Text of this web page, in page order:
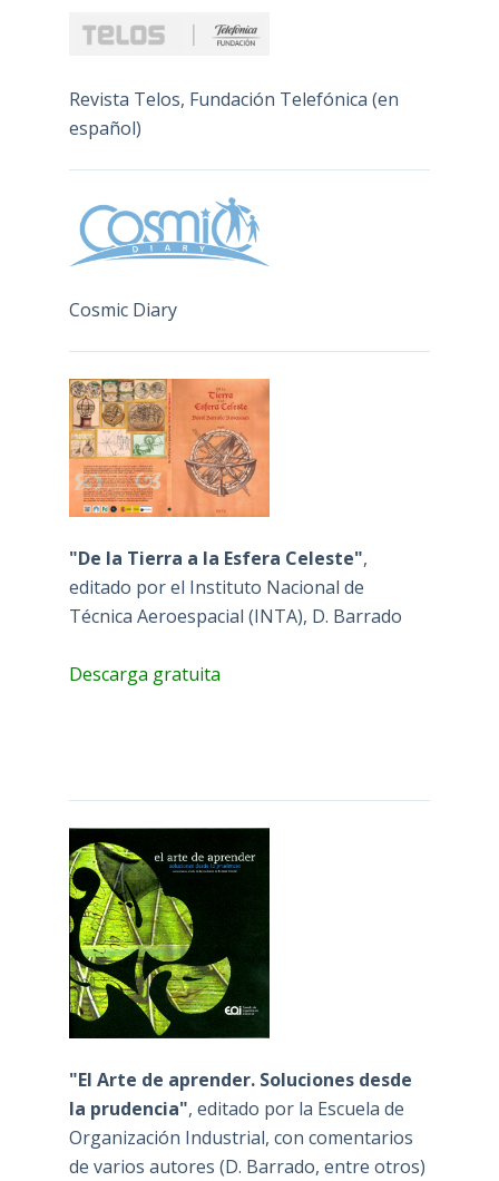
Revista Telos, Fundación Telefónica (en
español)
Cosmic Diary
"De la Tierra a la Esfera Celeste",
editado por el Instituto Nacional de
Técnica Aeroespacial (INTA), D. Barrado
Descarga gratuita
"El Arte de aprender. Soluciones desde
la prudencia", editado por la Escuela de
Organización Industrial, con comentarios
de varios autores (D. Barrado, entre otros)